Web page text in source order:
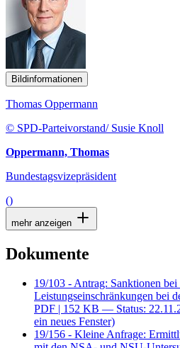
Bildinformationen
Thomas Oppermann
© SPD-Parteivorstand/ Susie Knoll
Oppermann, Thomas
Bundestagsvizepräsident
()
mehr anzeigen
Dokumente
19/103 - Antrag: Sanktionen
Leistungseinschränkungen bei
PDF | 152 KB — Status:
ein neues Fenster)
19/156 - Kleine Anfrage: